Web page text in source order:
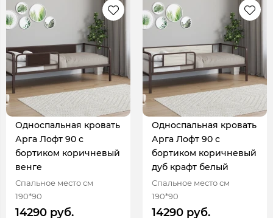
Односпальная кровать
Арга Лофт 90 с
бортиком коричневый
венге
Спальное место см
190*90
14290 руб.
Односпальная кровать
Арга Лофт 90 с
бортиком коричневый
дуб крафт белый
Спальное место см
190*90
14290 руб.